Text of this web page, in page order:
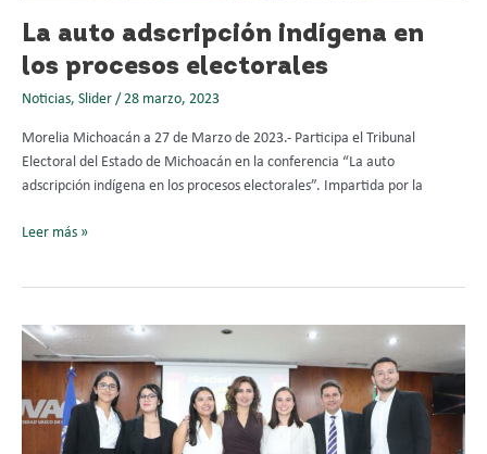
La auto adscripción indígena en
los procesos electorales
Noticias, Slider / 28 marzo, 2023
Morelia Michoacán a 27 de Marzo de 2023.- Participa el Tribunal
Electoral del Estado de Michoacán en la conferencia “La auto
adscripción indígena en los procesos electorales”. Impartida por la
Leer más »
Reforma
Electoral…
B,
conferencia